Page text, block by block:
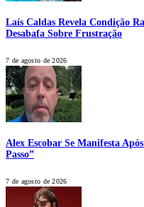
Laís Caldas Revela Condição
Desabafa Sobre Frustração
7 de agosto de 2026
Alex Escobar Se Manifesta
Passo”
7 de agosto de 2026